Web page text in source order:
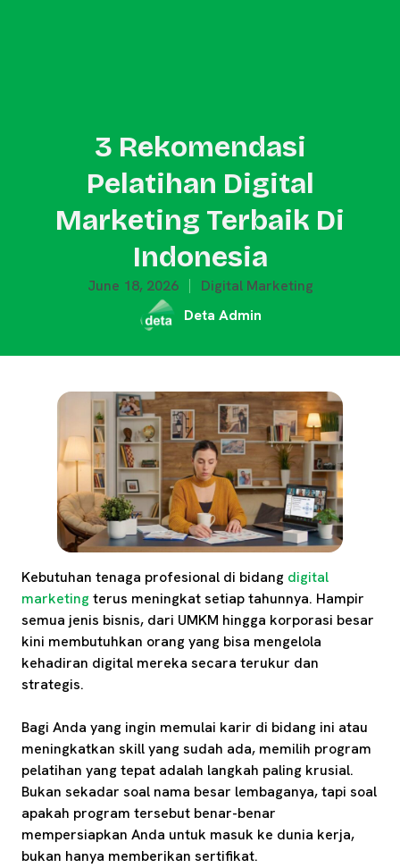
3 Rekomendasi
Pelatihan Digital
Marketing Terbaik Di
Indonesia
June 18, 2026
Digital Marketing
Deta Admin
Kebutuhan tenaga profesional di bidang digital
marketingterus meningkat setiap tahunnya. Hampir
semua jenis bisnis, dari UMKM hingga korporasi besar
kini membutuhkan orang yang bisa mengelola
kehadiran digital mereka secara terukur dan
strategis.
Bagi Anda yang ingin memulai karir di bidang ini atau
meningkatkan skill yang sudah ada, memilih program
pelatihan yang tepat adalah langkah paling krusial.
Bukan sekadar soal nama besar lembaganya, tapi soal
apakah program tersebut benar-benar
mempersiapkan Anda untuk masuk ke dunia kerja,
bukan hanya memberikan sertifikat.